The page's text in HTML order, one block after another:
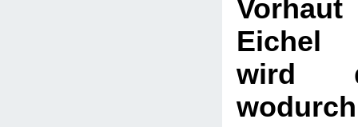
Eichel
wird